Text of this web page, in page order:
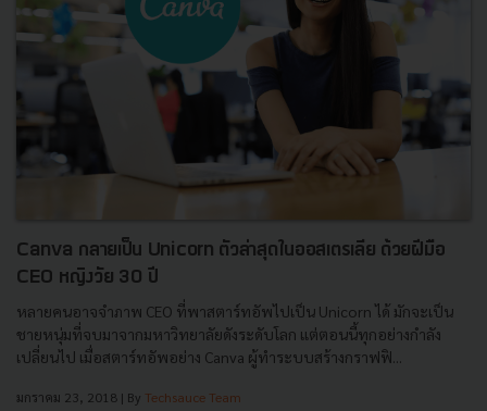
Canva กลายเป็น Unicorn ตัวล่าสุดในออสเตรเลีย ด้วยฝีมือ
CEO หญิงวัย 30 ปี
หลายคนอาจจำภาพ CEO ที่พาสตาร์ทอัพไปเป็น Unicorn ได้ มักจะเป็น
ชายหนุ่มที่จบมาจากมหาวิทยาลัยดังระดับโลก แต่ตอนนี้ทุกอย่างกำลัง
เปลี่ยนไป เมื่อสตาร์ทอัพอย่าง Canva ผู้ทำระบบสร้างกราฟฟิ...
มกราคม 23, 2018 | By Techsauce Team